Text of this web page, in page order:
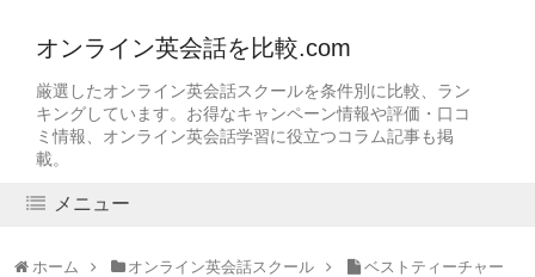
オンライン英会話を比較.com
厳選したオンライン英会話スクールを条件別に比較、ラン
キングしています。お得なキャンペーン情報や評価・口コ
ミ情報、オンライン英会話学習に役立つコラム記事も掲
載。
メニュー
ホーム オンライン英会話スクール
ベストティーチャー